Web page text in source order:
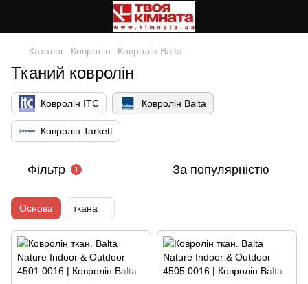
Каталог Ковролін Ковролін Balta
Тканий ковролін
Ковролін ITC Ковролін Balta
Ковролін Tarkett
Фільтр 1 За популярністю
Основа ткана